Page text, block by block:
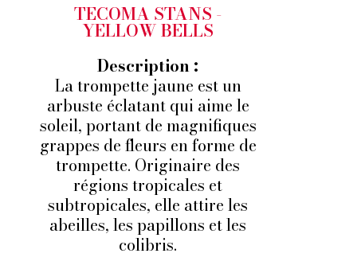
TECOMA STANS -
YELLOW BELLS
Description :
La trompette jaune est un
arbuste éclatant qui aime le
soleil, portant de magnifiques
grappes de fleurs en forme de
trompette. Originaire des
régions tropicales et
subtropicales, elle attire les
abeilles, les papillons et les
colibris.